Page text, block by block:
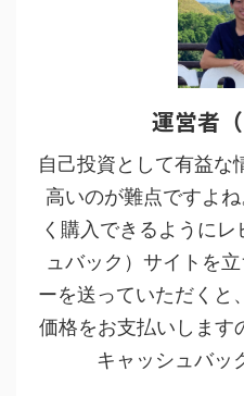
運営者（
自己投資として有益な
高いのが難点ですよ
く購入できるように
ュバック）サイトを
ーを送っていただくと
価格をお支払いします
キャッシュバッ